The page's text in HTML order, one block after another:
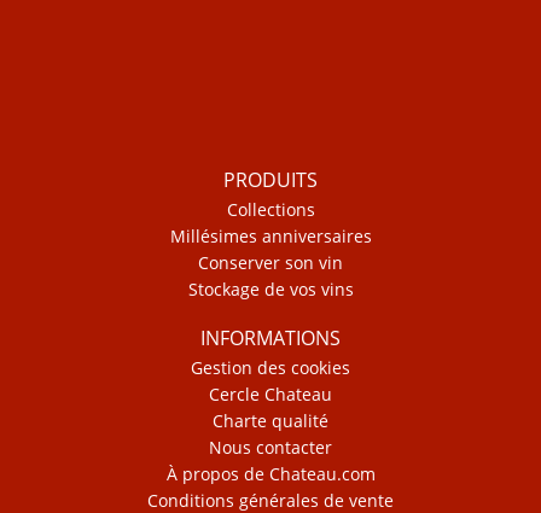
PRODUITS
Collections
Millésimes anniversaires
Conserver son vin
Stockage de vos vins
INFORMATIONS
Gestion des cookies
Cercle Chateau
Charte qualité
Nous contacter
À propos de Chateau.com
Conditions générales de vente